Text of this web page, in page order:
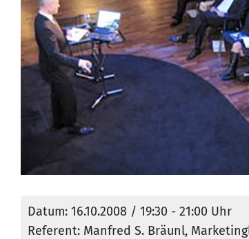
Datum: 16.10.2008 / 19:30 - 21:00 Uhr
Referent: Manfred S. Bräunl,